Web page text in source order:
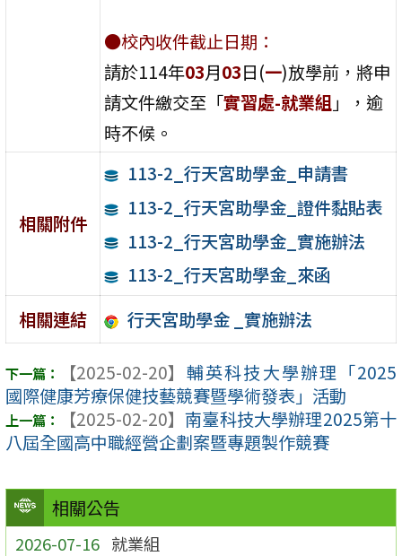
相關公告
2026-07-16 就業組
●校內收件截止日期：
請於114年03月03日(一)放學前，將申
請文件繳交至「實習處-就業組」，逾
時不候。
相關附件
113-2_行天宮助學金_申請書
113-2_行天宮助學金_證件黏貼表
113-2_行天宮助學金_實施辦法
113-2_行天宮助學金_來函
相關連結
行天宮助學金 _實施辦法
【2025-02-20】 輔英科技大學辦理「2025
國際健康芳療保健技藝競賽暨學術發表」活動
【2025-02-20】 南臺科技大學辦理2025第十
八屆全國高中職經營企劃案暨專題製作競賽